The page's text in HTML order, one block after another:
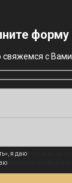
форму
свяжемся с Вами
я даю